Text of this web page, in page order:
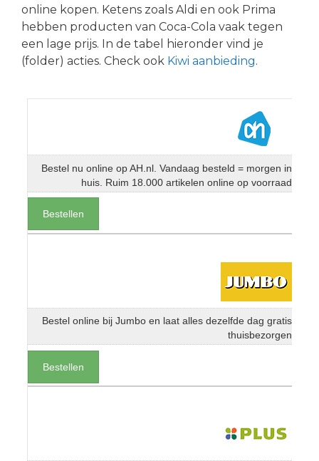
online kopen. Ketens zoals Aldi en ook Prima
hebben producten van Coca-Cola vaak tegen
een lage prijs. In de tabel hieronder vind je
(folder) acties. Check ook Kiwi aanbieding.
Bestel nu online op AH.nl. Vandaag besteld = morgen in
huis. Ruim 18.000 artikelen online op voorraad
Bestellen
Bestel online bij Jumbo en laat alles dezelfde dag gratis
thuisbezorgen
Bestellen